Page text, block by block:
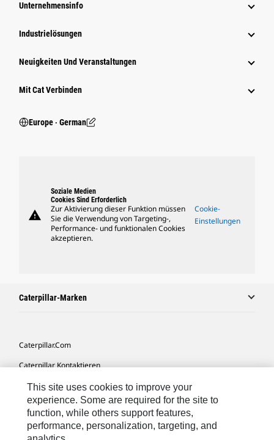
Unternehmensinfo
Industrielösungen
Neuigkeiten Und Veranstaltungen
Mit Cat Verbinden
Europe ‧ German
warning
Soziale Medien
Cookies Sind Erforderlich
Zur Aktivierung dieser Funktion müssen
Sie die Verwendung von Targeting-,
Performance- und funktionalen Cookies
akzeptieren.
Cookie-
Einstellungen
Caterpillar-Marken
Caterpillar.com
Caterpillar Kontaktieren
Meine Marketing-Präferenzen
Seitenübersicht
Cookie Settings
This site uses cookies to improve your
experience. Some are required for the site to
function, while others support features,
performance, personalization, targeting, and